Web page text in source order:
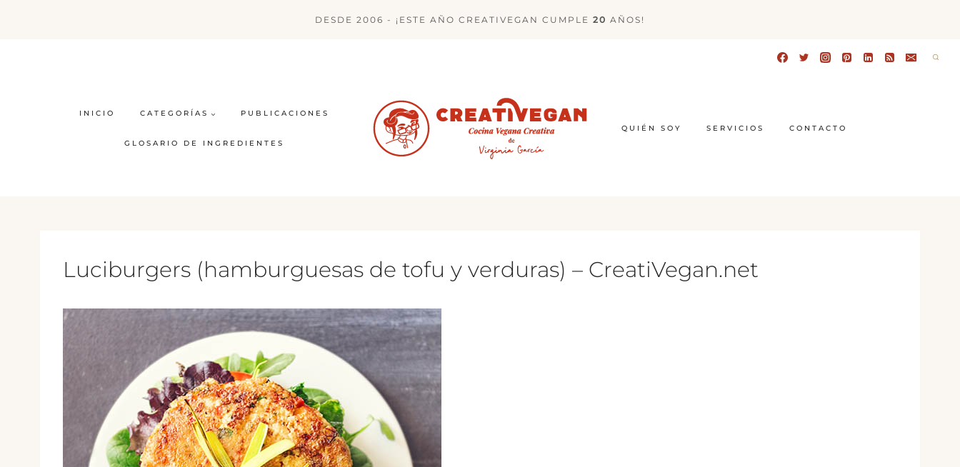
DESDE 2006 - ¡ESTE AÑO CREATIVEGAN CUMPLE 20 AÑOS!
INICIO CATEGORÍAS PUBLICACIONES
GLOSARIO DE INGREDIENTES
QUIÉN SOY SERVICIOS CONTACTO
Luciburgers (hamburguesas de tofu y verduras) – CreatiVegan.net